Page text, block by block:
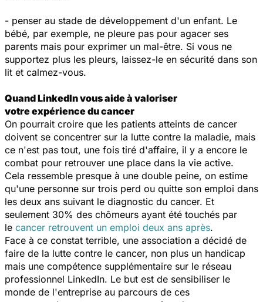
- penser au stade de développement d'un enfant. Le
bébé, par exemple, ne pleure pas pour agacer ses
parents mais pour exprimer un mal-être. Si vous ne
supportez plus les pleurs, laissez-le en sécurité dans son
lit et calmez-vous.
Quand LinkedIn vous aide à valoriser
votre expérience du cancer
On pourrait croire que les patients atteints de cancer
doivent se concentrer sur la lutte contre la maladie, mais
ce n'est pas tout, une fois tiré d'affaire, il y a encore le
combat pour retrouver une place dans la vie active.
Cela ressemble presque à une double peine, on estime
qu'une personne sur trois perd ou quitte son emploi dans
les deux ans suivant le diagnostic du cancer. Et
seulement 30% des chômeurs ayant été touchés par
le cancer retrouvent un emploi deux ans après.
Face à ce constat terrible, une association a décidé de
faire de la lutte contre le cancer, non plus un handicap
mais une compétence supplémentaire sur le réseau
professionnel LinkedIn. Le but est de sensibiliser le
monde de l'entreprise au parcours de ces